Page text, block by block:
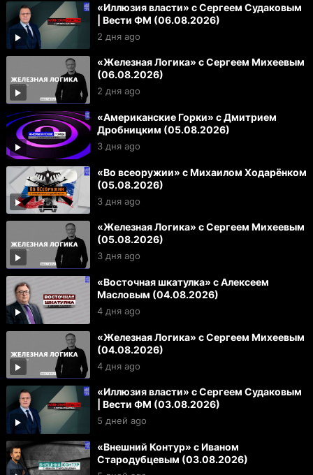
«Иллюзия власти» с Сергеем Судаковым
| Вести ФМ (06.08.2026)
2 дня ago
«Железная Логика» с Сергеем Михеевым
(06.08.2026)
2 дня ago
«Американские Горки» с Дмитрием
Дробницким (05.08.2026)
3 дня ago
«Во всеоружии» с Михаилом Ходарёнком
(05.08.2026)
3 дня ago
«Железная Логика» с Сергеем Михеевым
(05.08.2026)
3 дня ago
«Восточная шкатулка» с Алексеем
Масловым (04.08.2026)
4 дня ago
«Железная Логика» с Сергеем Михеевым
(04.08.2026)
4 дня ago
«Иллюзия власти» с Сергеем Судаковым
| Вести ФМ (03.08.2026)
5 дней ago
«Внешний Контур» с Иваном
Стародубцевым (03.08.2026)